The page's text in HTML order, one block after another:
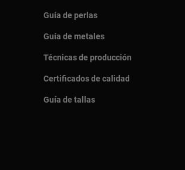
Guía de perlas
Guía de metales
Técnicas de producción
Certificados de calidad
Guía de tallas